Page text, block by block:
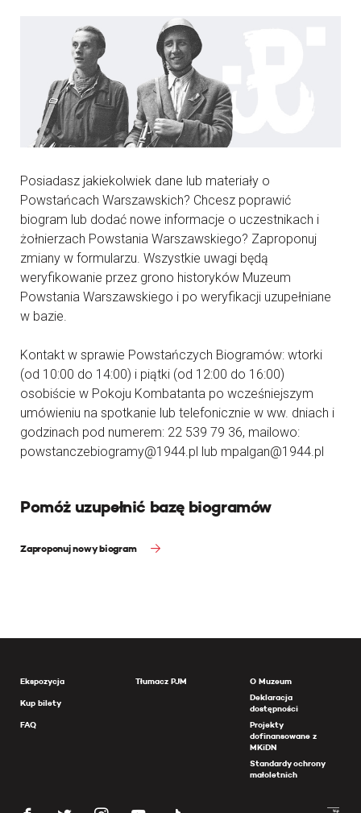
Posiadasz jakiekolwiek dane lub materiały o
Powstańcach Warszawskich? Chcesz poprawić
biogram lub dodać nowe informacje o uczestnikach i
żołnierzach Powstania Warszawskiego? Zaproponuj
zmiany w formularzu. Wszystkie uwagi będą
weryfikowanie przez grono historyków Muzeum
Powstania Warszawskiego i po weryfikacji uzupełniane
w bazie.
Kontakt w sprawie Powstańczych Biogramów: wtorki
(od 10:00 do 14:00) i piątki (od 12:00 do 16:00)
osobiście w Pokoju Kombatanta po wcześniejszym
umówieniu na spotkanie lub telefonicznie w ww. dniach i
godzinach pod numerem: 22 539 79 36, mailowo:
powstanczebiogramy@1944.pl lub mpalgan@1944.pl
Pomóż uzupełnić bazę biogramów
Zaproponuj nowy biogram
Ekspozycja
Kup bilety
FAQ
Tłumacz PJM
O Muzeum
Deklaracja
dostępności
Projekty
dofinansowane z
MKiDN
Standardy ochrony
małoletnich